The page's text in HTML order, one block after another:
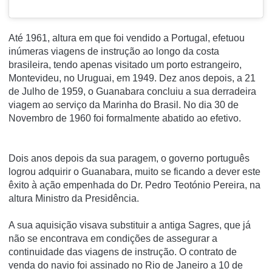
Até 1961, altura em que foi vendido a Portugal, efetuou
inúmeras viagens de instrução ao longo da costa
brasileira, tendo apenas visitado um porto estrangeiro,
Montevideu, no Uruguai, em 1949. Dez anos depois, a 21
de Julho de 1959, o Guanabara concluiu a sua derradeira
viagem ao serviço da Marinha do Brasil. No dia 30 de
Novembro de 1960 foi formalmente abatido ao efetivo.
Dois anos depois da sua paragem, o governo português
logrou adquirir o Guanabara, muito se ficando a dever este
êxito à ação empenhada do Dr. Pedro Teotónio Pereira, na
altura Ministro da Presidência.
A sua aquisição visava substituir a antiga Sagres, que já
não se encontrava em condições de assegurar a
continuidade das viagens de instrução. O contrato de
venda do navio foi assinado no Rio de Janeiro a 10 de